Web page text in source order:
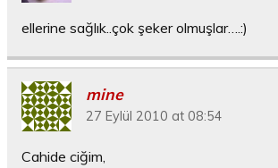
ellerine sağlık..çok şeker olmuşlar….:)
mine
27 Eylül 2010 at 08:54
Cahide ciğim,